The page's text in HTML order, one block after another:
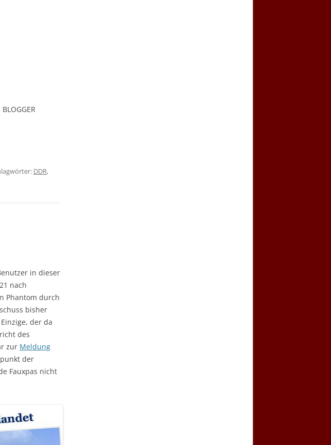
DDR,
in dieser
nach
Phantom durch
bisher
der da
des
zur Meldung
der
Fauxpas nicht